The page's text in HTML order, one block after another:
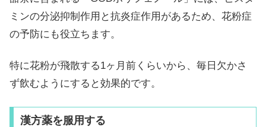
ミンの分泌抑制作用と抗炎症作用があるため、花粉症
の予防にも役立ちます。
特に花粉が飛散する1ヶ月前くらいから、毎日欠かさ
ず飲むようにすると効果的です。
漢方薬を服用する